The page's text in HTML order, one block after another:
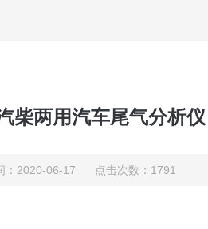
柴两用汽车尾气分析仪
：2020-06-17 点击次数：1791